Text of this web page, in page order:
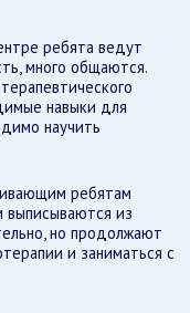
ребята ведут
много общаются.
навыки для
научить
ребятам
выписываются из
но продолжают
и заниматься с